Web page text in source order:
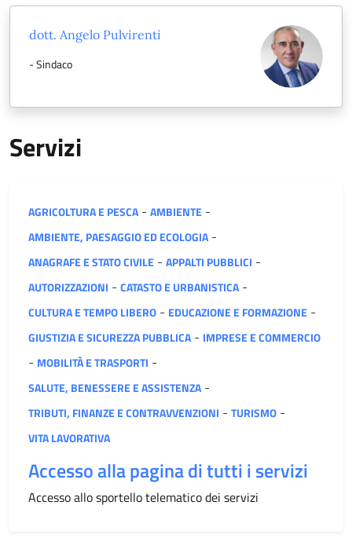
dott. Angelo Pulvirenti
- Sindaco
Servizi
Categoria:
AGRICOLTURA E PESCA - AMBIENTE -
AMBIENTE, PAESAGGIO ED ECOLOGIA -
ANAGRAFE E STATO CIVILE - APPALTI PUBBLICI -
AUTORIZZAZIONI - CATASTO E URBANISTICA -
CULTURA E TEMPO LIBERO - EDUCAZIONE E FORMAZIONE -
GIUSTIZIA E SICUREZZA PUBBLICA - IMPRESE E COMMERCIO
- MOBILITÀ E TRASPORTI -
SALUTE, BENESSERE E ASSISTENZA -
TRIBUTI, FINANZE E CONTRAVVENZIONI - TURISMO -
VITA LAVORATIVA
Accesso alla pagina di tutti i servizi
Accesso allo sportello telematico dei servizi